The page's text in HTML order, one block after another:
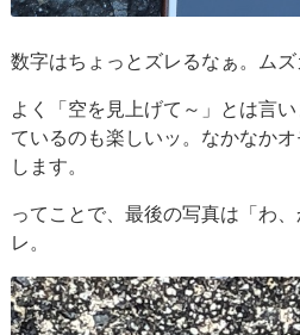
数字はちょっとズレるなぁ。ム
よく「空を見上げて～」とは言
ているのも楽しいッ。なかなか
します。
ってことで、最後の写真は「わ
レ。